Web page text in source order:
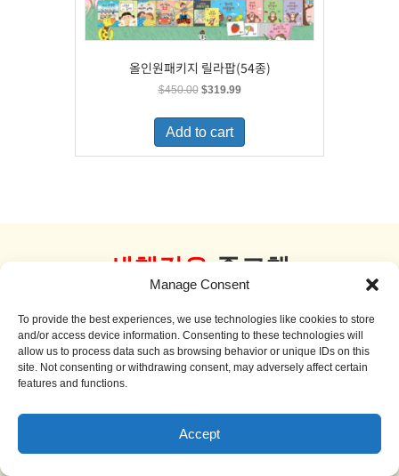
Manage Consent
To provide the best experiences, we use technologies like cookies to store
and/or access device information. Consenting to these technologies will
allow us to process data such as browsing behavior or unique IDs on this
site. Not consenting or withdrawing consent, may adversely affect certain
features and functions.
Accept
올인원패키지 릴라팝(54종)
$450.00 Original
was:
$450.00.
$319.99Current
is:
Add to cart
새책같은 중고책
더 보기
Sale!